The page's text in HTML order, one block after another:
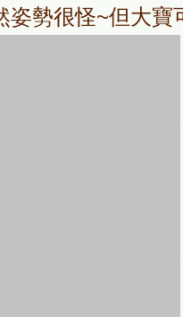
姿勢很怪~但大